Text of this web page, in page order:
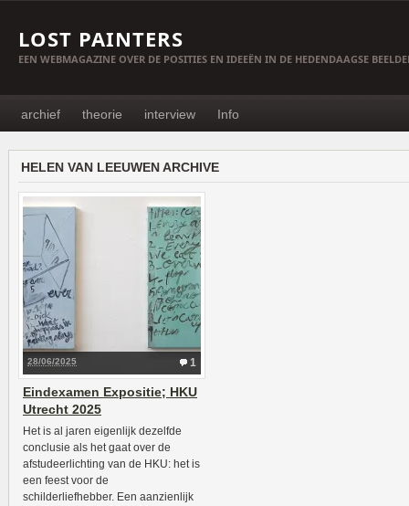
LOST PAINTERS
EEN WEBMAGAZINE OVER DE POSITIES EN IDEEËN IN DE HEDENDAAGSE
archief theorie interview Info
HELEN VAN LEEUWEN ARCHIVE
1
28/06/2025
Eindexamen Expositie; HKU
Utrecht 2025
Het is al jaren eigenlijk dezelfde
conclusie als het gaat over de
afstudeerlichting van de HKU: het is
een feest voor de
schilderliefhebber. Een aanzienlijk